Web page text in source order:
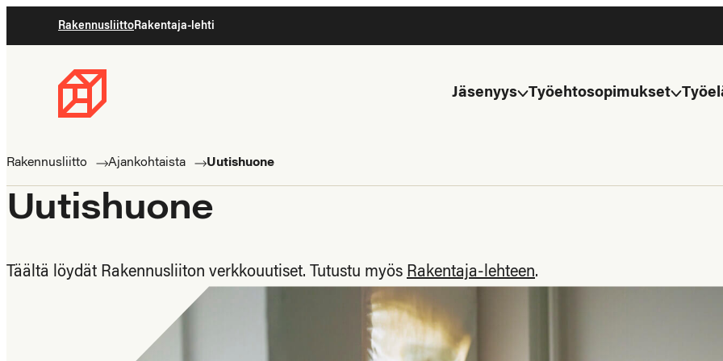
suoraan
RakennusliittoRakentaja-lehti
Rakennusliitto
ammattilaisten
Jäsenyys Työehtosopimukset
Rakennusliitto Ajankohtaista Uutishuone
Uutishuone
Täältä löydät Rakennusliiton verkkouutiset. Tutustu myös Rakentaja-lehteen.